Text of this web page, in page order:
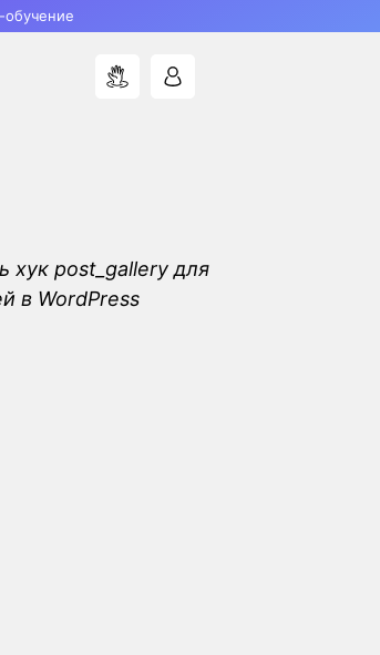
обучение
хук post_gallery для
в WordPress